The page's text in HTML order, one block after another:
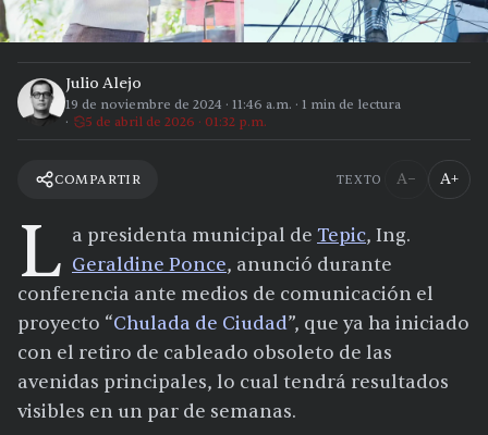
Julio Alejo
19 de noviembre de 2024 · 11:46 a.m. · 1 min de lectura
5 de abril de 2026 · 01:32 p.m.
COMPARTIR TEXTO A− A+
L a presidenta municipal de Tepic, Ing.
Geraldine Ponce, anunció durante
conferencia ante medios de comunicación el
proyecto “Chulada de Ciudad”, que ya ha iniciado
con el retiro de cableado obsoleto de las
avenidas principales, lo cual tendrá resultados
visibles en un par de semanas.